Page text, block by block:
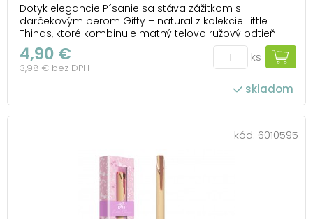
Dotyk elegancie Písanie sa stáva zážitkom s
darčekovým perom Gifty – natural z kolekcie Little
Things, ktoré kombinuje matný telovo ružový odtieň
(natural pink) s jemnými kovovými detailmi v odtieni
rose gold. Jeho elegantný dizajn a ľahká konštrukcia
zaručujú maximálne pohodlie pri písaní – č...
4,90 €
3,98 € bez DPH
ks
skladom
kód: 6010595